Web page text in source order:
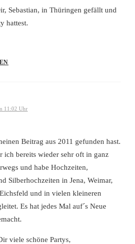
Sebastian, in Thüringen gefällt und
hattest.
11:02 Uhr
Beitrag aus 2011 gefunden hast.
ich bereits wieder sehr oft in ganz
und habe Hochzeiten,
Silberhochzeiten in Jena, Weimar,
und in vielen kleineren
Es hat jedes Mal auf´s Neue
viele schöne Partys,